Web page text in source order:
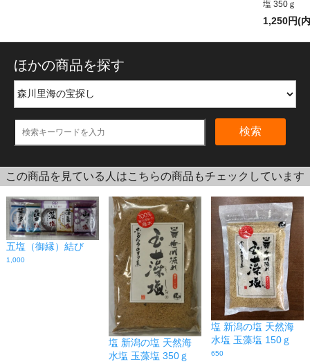
塩 350ｇ
1,250円(
ほかの商品を探す
検索
この商品を見ている人はこちらの商品もチェックしています
五塩（御縁）結び
1,000
塩 新潟の塩 天然海
水塩 玉藻塩 350ｇ
塩 新潟の塩 天然海
水塩 玉藻塩 150ｇ
650